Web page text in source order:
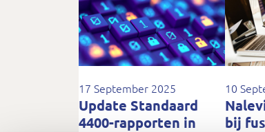
17 September 2025
Update Standaard
4400-rapporten in
10
bij